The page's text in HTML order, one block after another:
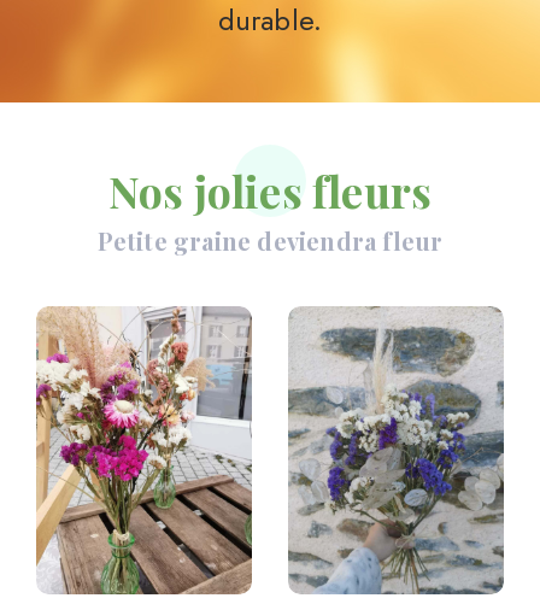
durable.
Nos jolies fleurs
Petite graine deviendra fleur